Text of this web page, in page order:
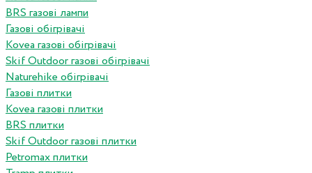
BRS газові лампи
Газові обігрівачі
Kovea газові обігрівачі
Skif Outdoor газові обігрівачі
Naturehike обігрівачі
Газові плитки
Kovea газові плитки
BRS плитки
Skif Outdoor газові плитки
Petromax плитки